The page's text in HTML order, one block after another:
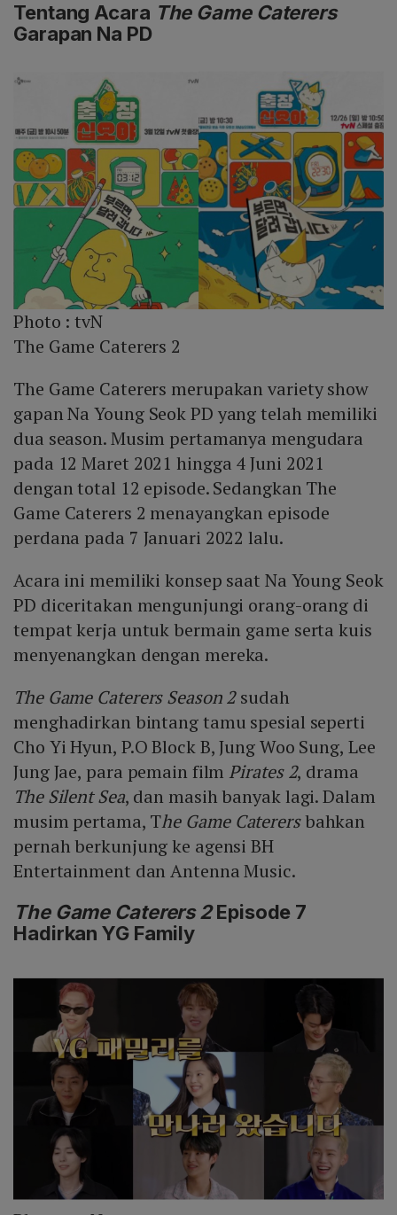
Tentang Acara The Game Caterers
Garapan Na PD
Photo :tvN
The Game Caterers 2
The Game Caterers merupakan variety show
gapan Na Young Seok PD yang telah memiliki
dua season. Musim pertamanya mengudara
pada 12 Maret 2021 hingga 4 Juni 2021
dengan total 12 episode. Sedangkan The
Game Caterers 2 menayangkan episode
perdana pada 7 Januari 2022 lalu.
Acara ini memiliki konsep saat Na Young Seok
PD diceritakan mengunjungi orang-orang di
tempat kerja untuk bermain game serta kuis
menyenangkan dengan mereka.
The Game Caterers Season 2sudah
menghadirkan bintang tamu spesial seperti
Cho Yi Hyun, P.O Block B, Jung Woo Sung, Lee
Jung Jae, para pemain film Pirates 2, drama
The Silent Sea, dan masih banyak lagi. Dalam
musim pertama, The Game Caterersbahkan
pernah berkunjung ke agensi BH
Entertainment dan Antenna Music.
The Game Caterers 2Episode 7
Hadirkan YG Family